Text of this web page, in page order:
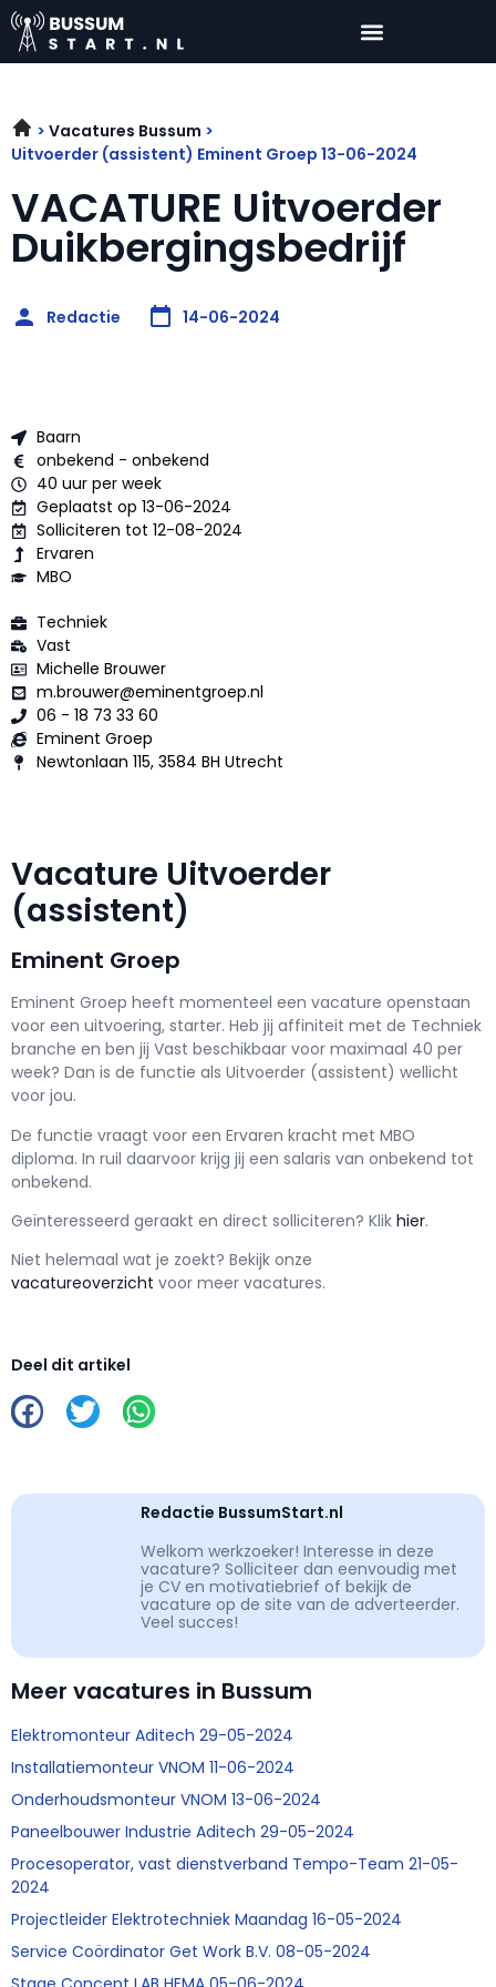
Vacatures Bussum
Uitvoerder (assistent) Eminent Groep 13-06-2024
VACATURE Uitvoerder
Duikbergingsbedrijf
Redactie 14-06-2024
Baarn
onbekend - onbekend
40 uur per week
Geplaatst op 13-06-2024
Solliciteren tot 12-08-2024
Ervaren
MBO
Techniek
Vast
Michelle Brouwer
m.brouwer@eminentgroep.nl
06 - 18 73 33 60
Eminent Groep
Newtonlaan 115, 3584 BH Utrecht
Vacature Uitvoerder
(assistent)
Eminent Groep
Eminent Groep heeft momenteel een vacature openstaan
voor een uitvoering, starter. Heb jij affiniteit met de Techniek
branche en ben jij Vast beschikbaar voor maximaal 40 per
week? Dan is de functie als Uitvoerder (assistent) wellicht
voor jou.
De functie vraagt voor een Ervaren kracht met MBO
diploma. In ruil daarvoor krijg jij een salaris van onbekend tot
onbekend.
Geïnteresseerd geraakt en direct solliciteren? Klik hier.
Niet helemaal wat je zoekt? Bekijk onze
vacatureoverzicht voor meer vacatures.
Deel dit artikel
Redactie BussumStart.nl
Welkom werkzoeker! Interesse in deze
vacature? Solliciteer dan eenvoudig met
je CV en motivatiebrief of bekijk de
vacature op de site van de adverteerder.
Veel succes!
Meer vacatures in Bussum
Elektromonteur Aditech 29-05-2024
Installatiemonteur VNOM 11-06-2024
Onderhoudsmonteur VNOM 13-06-2024
Paneelbouwer Industrie Aditech 29-05-2024
Procesoperator, vast dienstverband Tempo-Team 21-05-
2024
Projectleider Elektrotechniek Maandag 16-05-2024
Service Coördinator Get Work B.V. 08-05-2024